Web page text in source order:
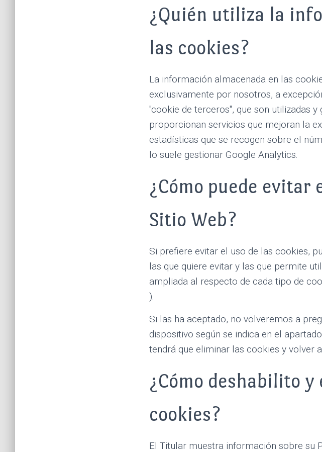
¿Quién utiliza la
las cookies?
La información almacenada en las
exclusivamente por nosotros, a
"cookie de terceros", que son utilizadas
proporcionan servicios que mejoran la
estadísticas que se recogen sobre el
lo suele gestionar Google Analytics.
¿Cómo puede evitar
Sitio Web?
Si prefiere evitar el uso de las cookies,
las que quiere evitar y las que permite
ampliada al respecto de cada tipo de
).
Si las ha aceptado, no volveremos a
dispositivo según se indica en el
tendrá que eliminar las cookies y volver
¿Cómo deshabilito
cookies?
El Titular muestra información sobre su